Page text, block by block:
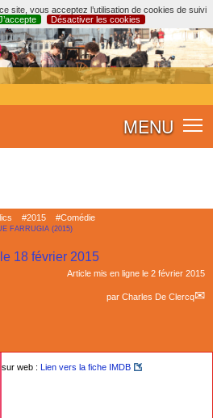
site, vous acceptez l’utilisation de cookies de suivi
Désactiver les cookies
MENU
#2015 #Comédie
FARRUGIA (2015)
18 février 2015
Article mis en ligne le 2 février 2015
par Charles De Clercq
sur web : Lien vers la fiche IMDB